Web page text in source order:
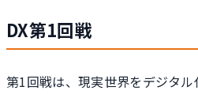
DX第1回戦
第1回戦は、現実世界をデジタル